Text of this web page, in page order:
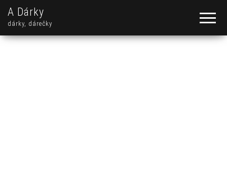
A Dárky
dárky, dárečky